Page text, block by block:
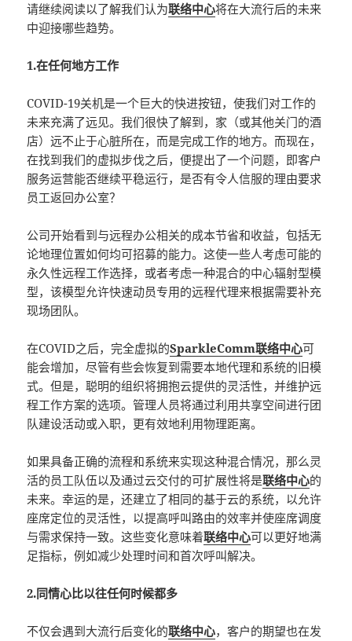
请继续阅读以了解我们认为联络中心将在大流行后的未来
中迎接哪些趋势。
1.在任何地方工作
COVID-19关机是一个巨大的快进按钮，使我们对工作的
未来充满了远见。我们很快了解到，家（或其他关门的酒
店）远不止于心脏所在，而是完成工作的地方。而现在，
在找到我们的虚拟步伐之后，便提出了一个问题，即客户
服务运营能否继续平稳运行，是否有令人信服的理由要求
员工返回办公室？
公司开始看到与远程办公相关的成本节省和收益，包括无
论地理位置如何均可招募的能力。这使一些人考虑可能的
永久性远程工作选择，或者考虑一种混合的中心辐射型模
型，该模型允许快速动员专用的远程代理来根据需要补充
现场团队。
在COVID之后，完全虚拟的SparkleComm联络中心可
能会增加，尽管有些会恢复到需要本地代理和系统的旧模
式。但是，聪明的组织将拥抱云提供的灵活性，并维护远
程工作方案的选项。管理人员将通过利用共享空间进行团
队建设活动或入职，更有效地利用物理距离。
如果具备正确的流程和系统来实现这种混合情况，那么灵
活的员工队伍以及通过云交付的可扩展性将是联络中心的
未来。幸运的是，还建立了相同的基于云的系统，以允许
座席定位的灵活性，以提高呼叫路由的效率并使座席调度
与需求保持一致。这些变化意味着联络中心可以更好地满
足指标，例如减少处理时间和首次呼叫解决。
2.同情心比以往任何时候都多
不仅会遇到大流行后变化的联络中心，客户的期望也在发